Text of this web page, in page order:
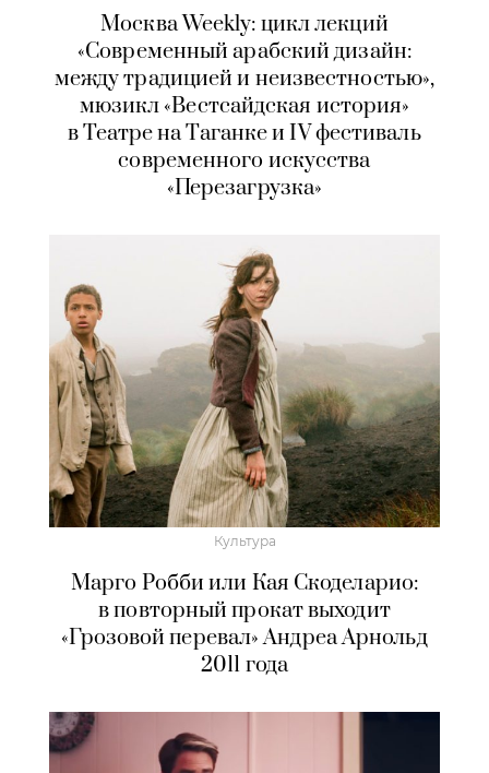
Москва Weekly: цикл лекций
«Современный арабский дизайн:
между традицией и неизвестностью»,
мюзикл «Вестсайдская история»
в Театре на Таганке и IV фестиваль
современного искусства
«Перезагрузка»
Культура
Марго Робби или Кая Скоделарио:
в повторный прокат выходит
«Грозовой перевал» Андреа Арнольд
2011 года